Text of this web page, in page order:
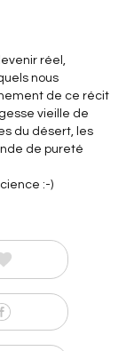
réel,
nous
de ce récit
vieille de
du désert, les
de pureté
:-)